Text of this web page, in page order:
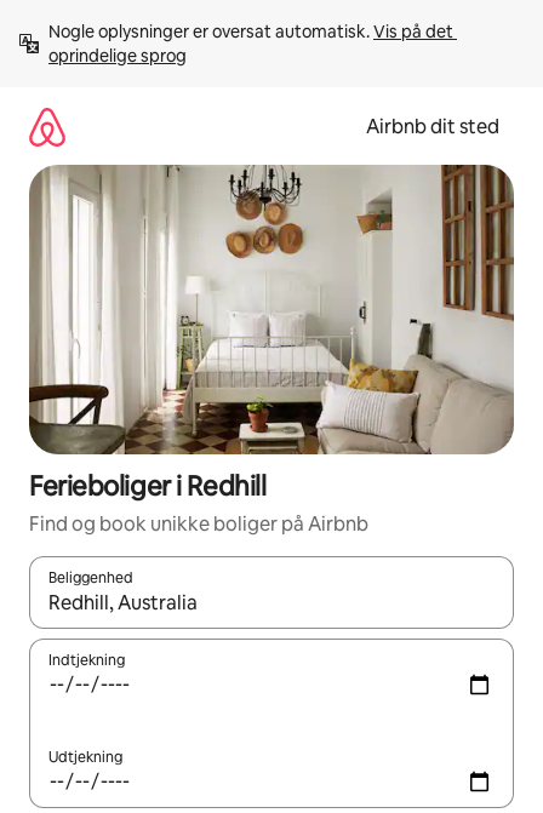
videre
Nogle oplysninger er oversat automatisk. Vis på det
oprindelige sprog
Airbnb dit sted
Ferieboliger i Redhill
Find og book unikke boliger på Airbnb
Beliggenhed
Når resultaterne er tilgængelige, skal du navigere med
Indtjekning
Udtjekning